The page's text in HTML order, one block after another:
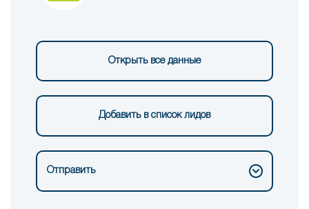
Открыть все данные
Добавить в список лидов
Отправить